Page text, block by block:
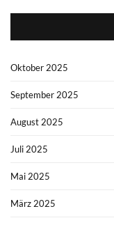
Oktober 2025
September 2025
August 2025
Juli 2025
Mai 2025
März 2025